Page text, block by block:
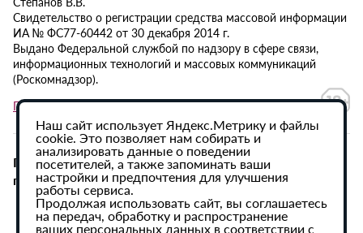
Свидетельство о регистрации средства массовой информации
ИА № ФС77-60442 от 30 декабря 2014 г.
Выдано Федеральной службой по надзору в сфере связи,
информационных технологий и массовых коммуникаций
(Роскомнадзор).
Политика в отношении обработки персональных данных
При использовании материалов сайта активная
гиперссылка на ИА «Регион 64» обязательна.
Наш сайт использует Яндекс.Метрику и файлы
cookie. Это позволяет нам собирать и
анализировать данные о поведении
посетителей, а также запоминать ваши
настройки и предпочтения для улучшения
работы сервиса.
Продолжая использовать сайт, вы соглашаетесь
на передач, обработку и распространение
ваших персональных данных в соответствии с